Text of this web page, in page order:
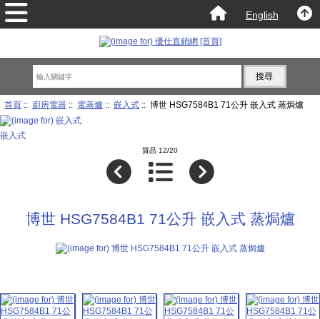
English
首頁:: 廚房電器:: 電蒸爐:: 嵌入式:: 博世 HSG7584B1 71公升 嵌入式 蒸焗爐
嵌入式
貨品 12/20
博世 HSG7584B1 71公升 嵌入式 蒸焗爐